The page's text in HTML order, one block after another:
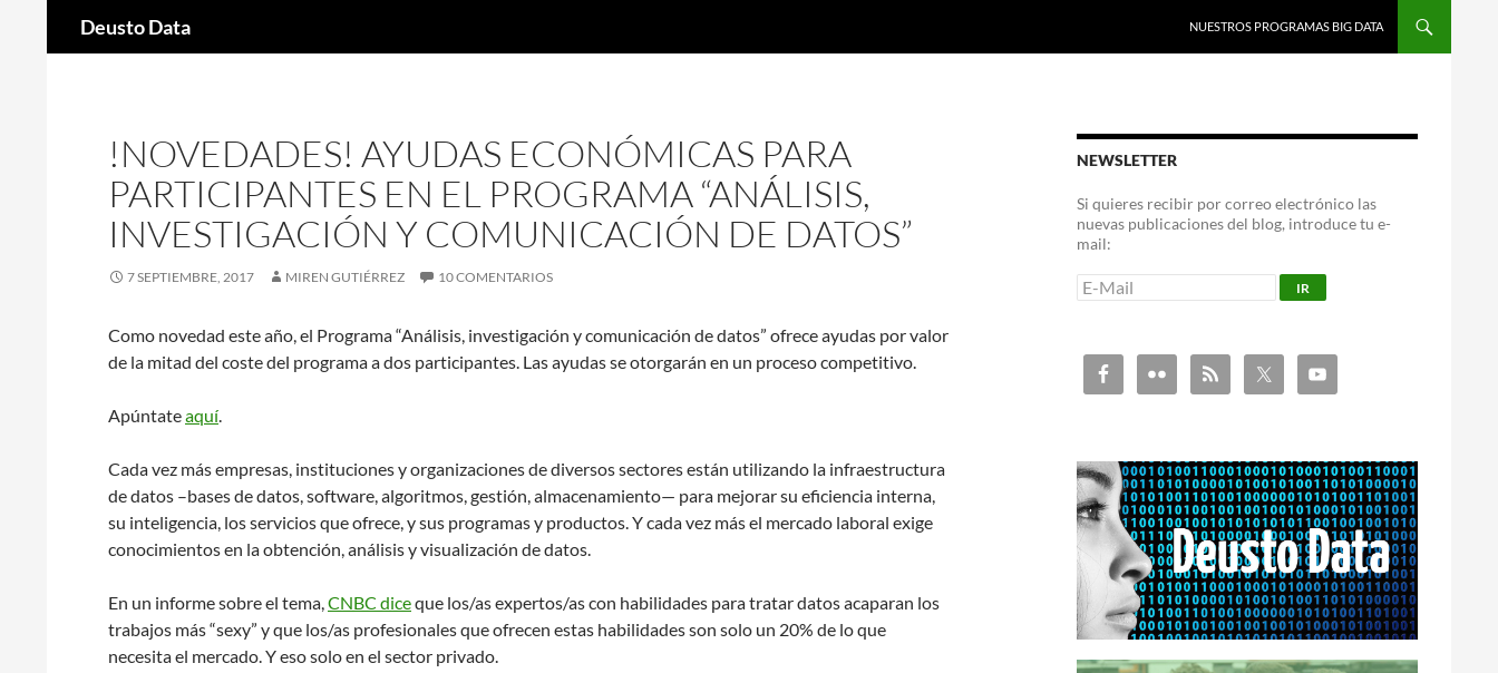
Deusto Data NUESTROS PROGRAMAS BIG DATA
!NOVEDADES! AYUDAS ECONÓMICAS PARA
PARTICIPANTES EN EL PROGRAMA “ANÁLISIS,
INVESTIGACIÓN Y COMUNICACIÓN DE DATOS”
7 SEPTIEMBRE, 2017 MIREN GUTIÉRREZ 10 COMENTARIOS
Como novedad este año, el Programa “Análisis, investigación y comunicación de datos” ofrece ayudas por valor
de la mitad del coste del programa a dos participantes. Las ayudas se otorgarán en un proceso competitivo.
Apúntateaquí.
Cada vez más empresas, instituciones y organizaciones de diversos sectores están utilizando la infraestructura
de datos –bases de datos, software, algoritmos, gestión, almacenamiento— para mejorar su eficiencia interna,
su inteligencia, los servicios que ofrece, y sus programas y productos. Y cada vez más el mercado laboral exige
conocimientos en la obtención, análisis y visualización de datos.
En un informe sobre el tema,CNBC diceque los/as expertos/as con habilidades para tratar datos acaparan los
trabajos más “sexy” y que los/as profesionales que ofrecen estas habilidades son solo un 20% de lo que
necesita el mercado. Y eso solo en el sector privado.
NEWSLETTER
Si quieres recibir por correo electrónico las
nuevas publicaciones del blog, introduce tu e-
mail: